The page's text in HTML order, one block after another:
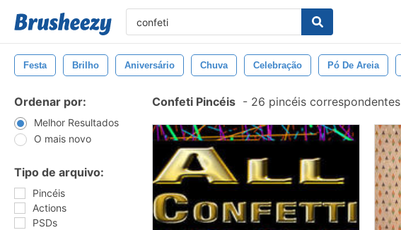
Festa Brilho Aniversário Chuva Celebração Pó De Areia
Ordenar por:
Melhor Resultados
O mais novo
Tipo de arquivo:
Pincéis
Actions
PSDs
Confeti Pincéis - 26 pincéis correspondentes